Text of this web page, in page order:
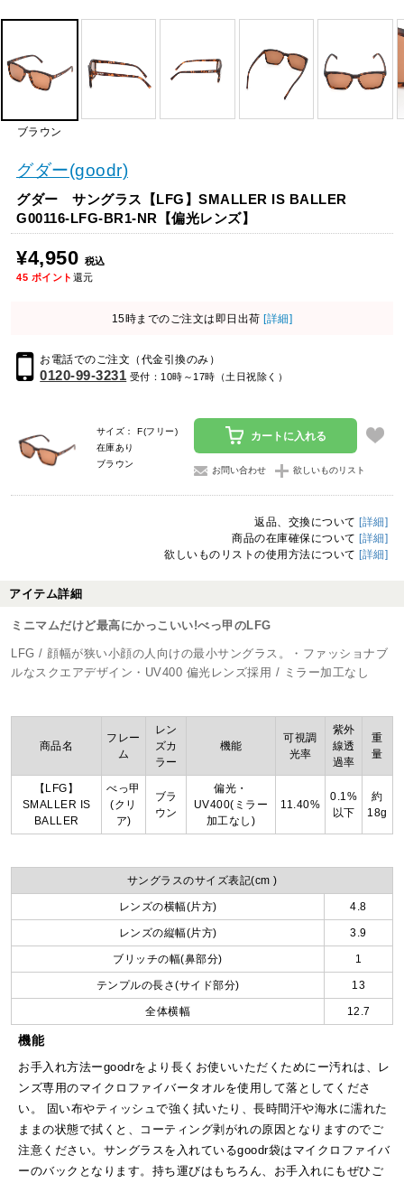
ブラウン
グダー(goodr)
グダー サングラス【LFG】SMALLER IS BALLER
G00116-LFG-BR1-NR【偏光レンズ】
¥4,950 税込
45 ポイント 還元
15時までのご注文は即日出荷 [詳細]
お電話でのご注文（代金引換のみ）
0120-99-3231 受付：10時～17時（土日祝除く）
サイズ： F(フリー)
在庫あり
ブラウン
カートに入れる
お問い合わせ 欲しいものリスト
返品、交換について [詳細]
商品の在庫確保について [詳細]
欲しいものリストの使用方法について [詳細]
アイテム詳細
ミニマムだけど最高にかっこいい!べっ甲のLFG
LFG / 顔幅が狭い小顔の人向けの最小サングラス。・ファッショナブ
ルなスクエアデザイン・UV400 偏光レンズ採用 / ミラー加工なし
商品名
フレー
ム
レン
ズカ
ラー
機能
可視調
光率
紫外
線透
過率
重
量
【LFG】
SMALLER IS
BALLER
べっ甲
(クリ
ア)
ブラ
ウン
偏光・
UV400(ミラー
加工なし)
11.40%
0.1%
以下
約
18g
サングラスのサイズ表記(cm )
レンズの横幅(片方) 4.8
レンズの縦幅(片方) 3.9
ブリッチの幅(鼻部分) 1
テンプルの長さ(サイド部分) 13
全体横幅 12.7
機能
お手入れ方法ーgoodrをより長くお使いいただくためにー汚れは、レ
ンズ専用のマイクロファイバータオルを使用して落としてくださ
い。 固い布やティッシュで強く拭いたり、長時間汗や海水に濡れた
ままの状態で拭くと、コーティング剥がれの原因となりますのでご
注意ください。サングラスを入れているgoodr袋はマイクロファイバ
ーのバックとなります。持ち運びはもちろん、お手入れにもぜひご